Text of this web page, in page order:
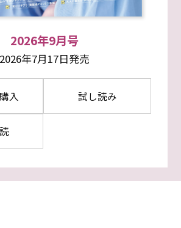
2026年9月号
2026年7月17日発売
入 試し読み